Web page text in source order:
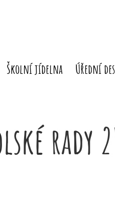
Školní jídelna Úřední
rady